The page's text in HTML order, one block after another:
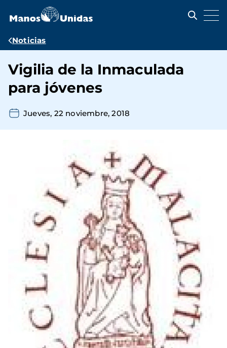
contenido
Ruta
navegación
Noticias
Vigilia de la Inmaculada
para jóvenes
Jueves, 22 noviembre, 2018